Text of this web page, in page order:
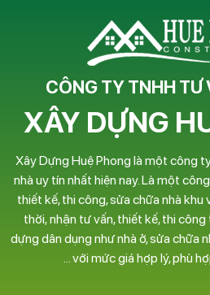
CÔNG TY TNHH TƯ
XÂY DỰNG
Xây Dựng Huệ Phong là một công
nhà uy tín nhất hiện nay. Là một
thiết kế, thi công, sửa chữa nhà
thời, nhận tư vấn, thiết kế, thi
dựng dân dụng như nhà ở, sửa chữa
… với mức giá hợp lý, phù